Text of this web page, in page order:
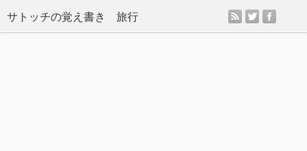
サトッチの覚え書き 旅行 rss twitter